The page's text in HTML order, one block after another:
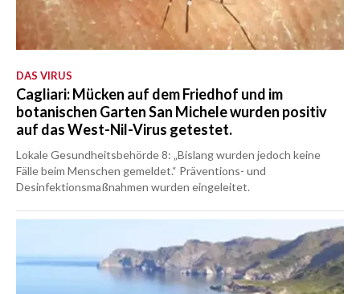
DAS VIRUS
Cagliari: Mücken auf dem Friedhof und im
botanischen Garten San Michele wurden positiv
auf das West-Nil-Virus getestet.
Lokale Gesundheitsbehörde 8: „Bislang wurden jedoch keine
Fälle beim Menschen gemeldet.“ Präventions- und
Desinfektionsmaßnahmen wurden eingeleitet.